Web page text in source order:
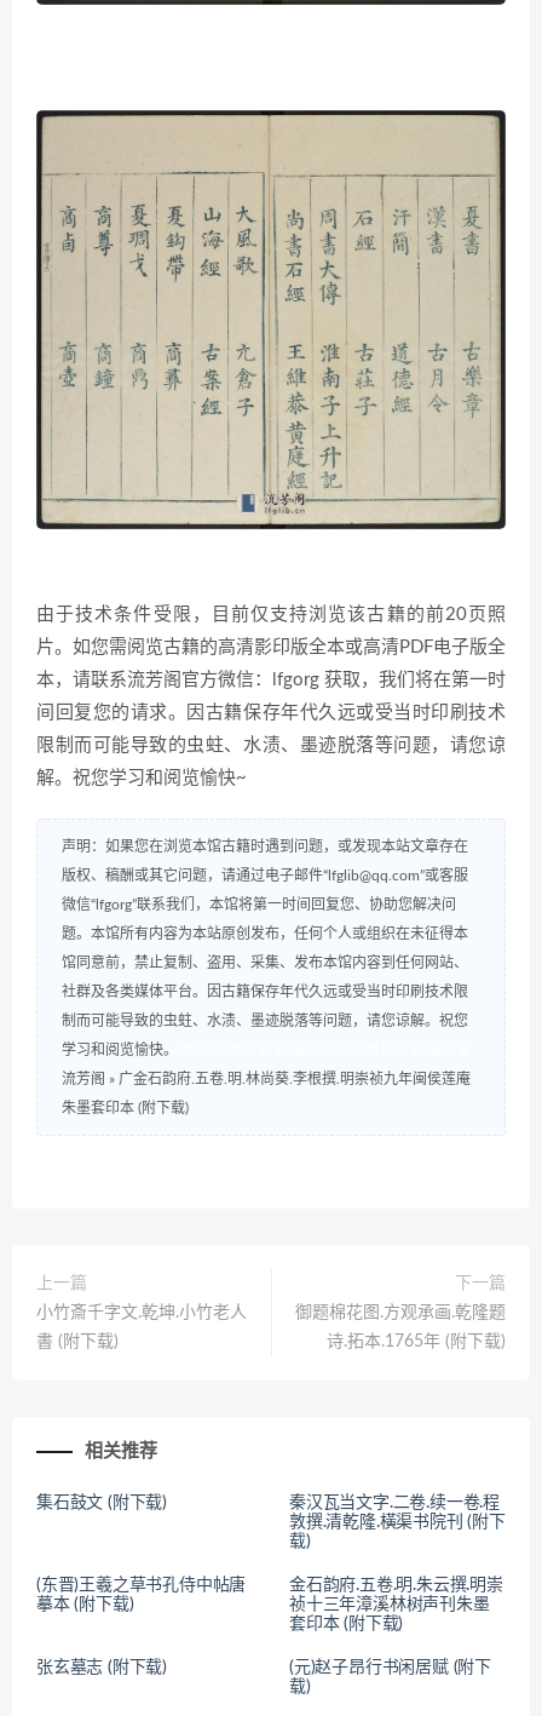
由于技术条件受限，目前仅支持浏览该古籍的前20页照
片。如您需阅览古籍的高清影印版全本或高清PDF电子版全
本，请联系流芳阁官方微信：lfgorg 获取，我们将在第一时
间回复您的请求。因古籍保存年代久远或受当时印刷技术
限制而可能导致的虫蛀、水渍、墨迹脱落等问题，请您谅
解。祝您学习和阅览愉快~
声明：如果您在浏览本馆古籍时遇到问题，或发现本站文章存在
版权、稿酬或其它问题，请通过电子邮件“lfglib@qq.com”或客服
微信“lfgorg”联系我们，本馆将第一时间回复您、协助您解决问
题。本馆所有内容为本站原创发布，任何个人或组织在未征得本
馆同意前，禁止复制、盗用、采集、发布本馆内容到任何网站、
社群及各类媒体平台。因古籍保存年代久远或受当时印刷技术限
制而可能导致的虫蛀、水渍、墨迹脱落等问题，请您谅解。祝您
学习和阅览愉快。
流芳阁 » 广金石韵府.五卷.明.林尚葵.李根撰.明崇祯九年闽侯莲庵
朱墨套印本 (附下载)
上一篇
小竹斎千字文.乾坤.小竹老人
書 (附下载)
下一篇
御题棉花图.方观承画.乾隆题
诗.拓本.1765年 (附下载)
相关推荐
集石鼓文 (附下载)
秦汉瓦当文字.二卷.续一卷.程
敦撰.清乾隆.橫渠书院刊 (附下
载)
(东晋)王羲之草书孔侍中帖唐
摹本 (附下载)
金石韵府.五卷.明.朱云撰.明崇
祯十三年漳溪林树声刊朱墨
套印本 (附下载)
张玄墓志 (附下载)
(元)赵子昂行书闲居赋 (附下
载)